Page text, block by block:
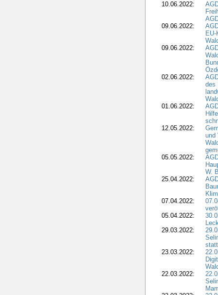
10.06.2022:
09.06.2022:
09.06.2022:
02.06.2022:
des
01.06.2022:
12.05.2022:
und
05.05.2022:
W.
25.04.2022:
07.04.2022:
05.04.2022:
29.03.2022:
23.03.2022:
22.03.2022: